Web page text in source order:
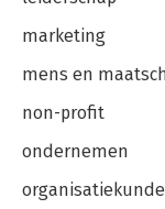
marketing
mens en
non-profit
ondernemen
organisatiekunde